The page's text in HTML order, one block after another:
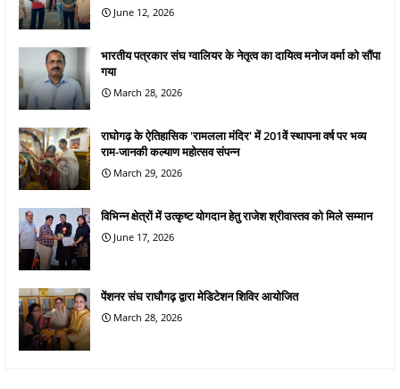
June 12, 2026
भारतीय पत्रकार संघ ग्वालियर के नेतृत्व का दायित्व मनोज वर्मा को सौंपा
गया
March 28, 2026
राघोगढ़ के ऐतिहासिक 'रामलला मंदिर' में 201वें स्थापना वर्ष पर भव्य
राम-जानकी कल्याण महोत्सव संपन्न
March 29, 2026
विभिन्न क्षेत्रों में उत्कृष्ट योगदान हेतु राजेश श्रीवास्तव को मिले सम्मान
June 17, 2026
पेंशनर संघ राघौगढ़ द्वारा मेडिटेशन शिविर आयोजित
March 28, 2026